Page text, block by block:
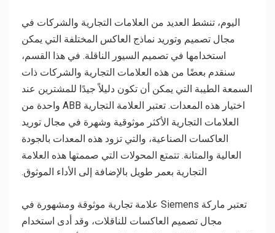
اليوم، تنشط العديد من العلامات التجارية والشركات في
مجال تصميم وتوريد نماذج العاكس المختلفة التي يمكن
استخدامها في تصميم السيور الناقلة. في هذا القسم،
سنقدم بعضًا من هذه العلامات التجارية والشركات ذات
السمعة الطيبة التي يمكن أن تكون دليلاً جيدًا للمشترين عند
اختيار هذه المعدات. تعتبر العلامة التجارية ABB واحدة من
العلامات التجارية الأكثر موثوقية وشهرة في مجال توريد
العاكسات الصناعية، والتي تزود هذه المعدات بالجودة
العالية والمتانة. تتمتع المحولات التي صممتها هذه العلامة
التجارية بعمر طويل بالإضافة إلى الأداء الموثوق.
تعتبر ماركة Siemens علامة تجارية موثوقة ومشهورة في
مجال تصميم العاكسات للناقلات، وقد أدى استخدام